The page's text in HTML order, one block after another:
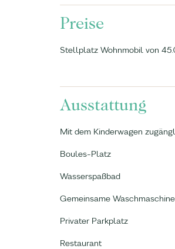
Preise
Stellplatz Wohnmobil von
Ausstattung
Mit dem Kinderwagen
Boules-Platz
Wasserspaßbad
Gemeinsame Waschmaschine
Privater Parkplatz
Restaurant